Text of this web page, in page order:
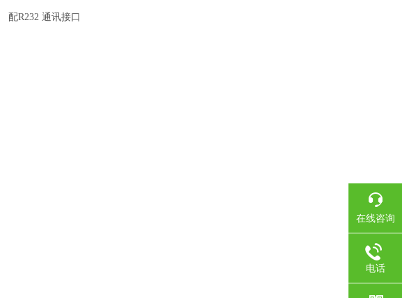
配R232 通讯接口
在线咨询
电话